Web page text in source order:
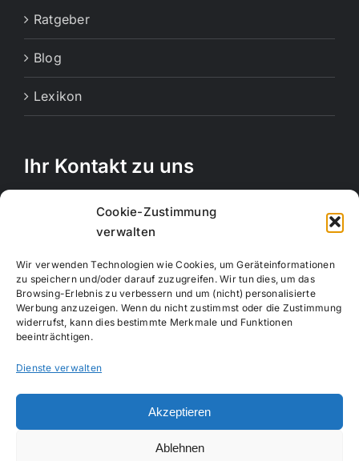
Cookie-Zustimmung
verwalten
Wir verwenden Technologien wie Cookies, um Geräteinformationen
zu speichern und/oder darauf zuzugreifen. Wir tun dies, um das
Browsing-Erlebnis zu verbessern und um (nicht) personalisierte
Werbung anzuzeigen. Wenn du nicht zustimmst oder die Zustimmung
widerrufst, kann dies bestimmte Merkmale und Funktionen
beeinträchtigen.
Dienste verwalten
Akzeptieren
Ablehnen
Ratgeber
Blog
Lexikon
Ihr Kontakt zu uns
Rechbergstraße 11
73770 Denkendorf
Handy:017663847664
E-Mail:info@creativemotion-online.de
Webseite:www.creativemotion-online.de
Impressum